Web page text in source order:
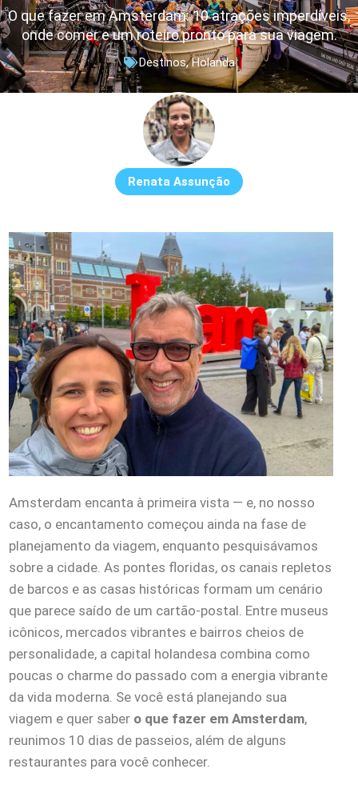
O que fazer em Amsterdam: 10 atrações imperdíveis,
onde comer e um roteiro pronto para sua viagem.
Destinos,Holanda
Renata Assunção
Amsterdam encanta à primeira vista — e, no nosso
caso, o encantamento começou ainda na fase de
planejamento da viagem, enquanto pesquisávamos
sobre a cidade. As pontes floridas, os canais repletos
de barcos e as casas históricas formam um cenário
que parece saído de um cartão-postal. Entre museus
icônicos, mercados vibrantes e bairros cheios de
personalidade, a capital holandesa combina como
poucas o charme do passado com a energia vibrante
da vida moderna. Se você está planejando sua
viagem e quer saber o que fazer em Amsterdam,
reunimos 10 dias de passeios, além de alguns
restaurantes para você conhecer.